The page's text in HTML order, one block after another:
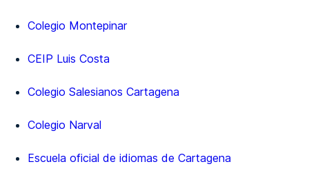
Colegio Montepinar
CEIP Luis Costa
Colegio Salesianos Cartagena
Colegio Narval
Escuela oficial de idiomas de Cartagena